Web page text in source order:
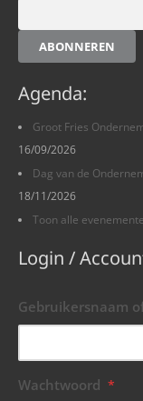
ABONNEREN
Agenda:
Groot Fries
16/09/2026
Dag van de
18/11/2026
Toon alle
Login /
Gebruikersnaam
Wachtwoord *